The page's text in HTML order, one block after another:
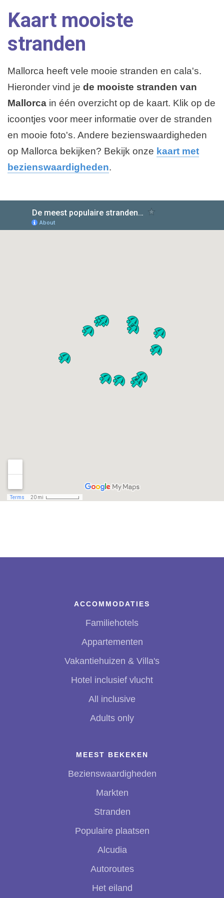
Kaart mooiste
stranden
Mallorca heeft vele mooie stranden en cala's.
Hieronder vind je de mooiste stranden van
Mallorca in één overzicht op de kaart. Klik op de
icoontjes voor meer informatie over de stranden
en mooie foto's. Andere bezienswaardigheden
op Mallorca bekijken? Bekijk onze kaart met
bezienswaardigheden.
ACCOMMODATIES
Familiehotels
Appartementen
Vakantiehuizen & Villa's
Hotel inclusief vlucht
All inclusive
Adults only
MEEST BEKEKEN
Bezienswaardigheden
Markten
Stranden
Populaire plaatsen
Alcudia
Autoroutes
Het eiland
Playa de Palma
Overige plaatsen
Weerbericht